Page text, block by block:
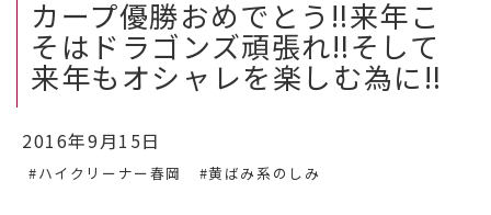
カープ優勝おめでとう‼︎来年こ
そはドラゴンズ頑張れ‼︎そして
来年もオシャレを楽しむ為に‼︎
2016年9月15日
#ハイクリーナー春岡 #黄ばみ系のしみ